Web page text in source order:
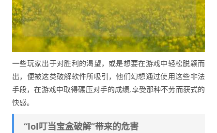
一些玩家出于对胜利的渴望，或是想要在游戏中轻松脱颖而
出，便被这类破解软件所吸引，他们幻想通过使用这些非法
手段，在游戏中取得碾压对手的成绩,享受那种不劳而获式的
快感。
“lol叮当宝盒破解”带来的危害